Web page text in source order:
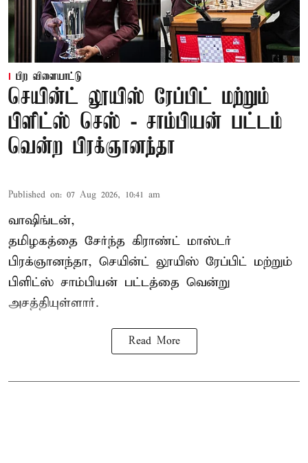
பிற விளையாட்டு
செயின்ட் லூயிஸ் ரேப்பிட் மற்றும்
பிளிட்ஸ் செஸ் - சாம்பியன் பட்டம்
வென்ற பிரக்ஞானந்தா
Published on: 07 Aug 2026, 10:41 am
வாஷிங்டன்,
தமிழகத்தை சேர்ந்த கிராண்ட் மாஸ்டர்
பிரக்ஞானந்தா, செயின்ட் லூயிஸ் ரேப்பிட் மற்றும்
பிளிட்ஸ் சாம்பியன் பட்டத்தை வென்று
அசத்தியுள்ளார்.
Read More